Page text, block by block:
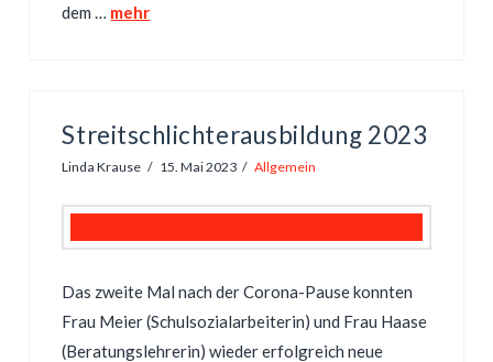
dem … mehr
Streitschlichterausbildung 2023
Linda Krause 15. Mai 2023 Allgemein
Das zweite Mal nach der Corona-Pause konnten
Frau Meier (Schulsozialarbeiterin) und Frau Haase
(Beratungslehrerin) wieder erfolgreich neue